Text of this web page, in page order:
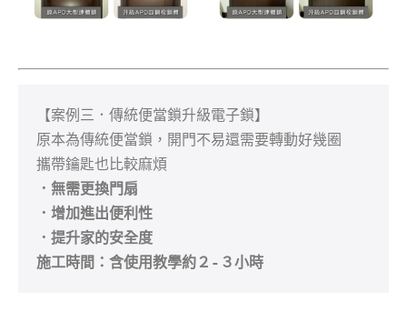
【案例三．傳統便當鎖升級電子鎖】
原本為傳統便當鎖，開門不易還需要轉動好幾圈
．無需更換門扇
．增加進出便利性
．提升家的安全度
施工時間：含使用教學約２-３小時